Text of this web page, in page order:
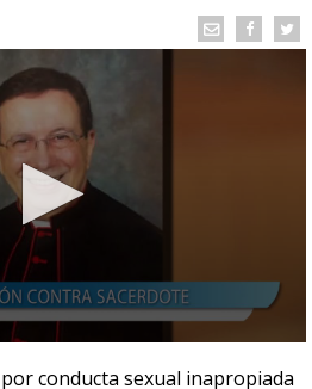
conducta sexual inapropiada